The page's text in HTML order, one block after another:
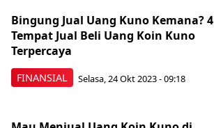
FINANSIAL
Bingung Jual Uang Kuno Kemana? 4
Tempat Jual Beli Uang Koin Kuno
Terpercaya
Selasa, 24 Okt 2023 - 09:18